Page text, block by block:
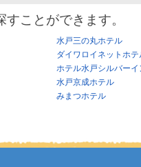
ことができます。
水戸三の丸ホテル
ダイワロイネットホテ
ホテル水戸シルバーイ
水戸京成ホテル
みまつホテル